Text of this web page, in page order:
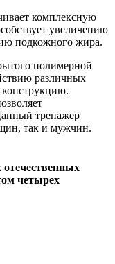
комплексную
увеличению
подкожного жира.
полимерной
различных
конструкцию.
тренажер
так и мужчин.
отечественных
четырех